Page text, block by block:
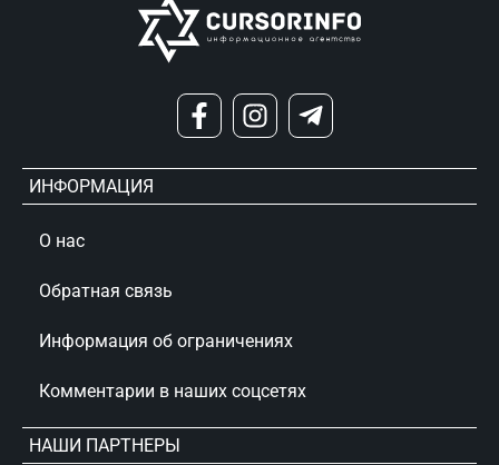
ИНФОРМАЦИЯ
О нас
Обратная связь
Информация об ограничениях
Комментарии в наших соцсетях
НАШИ ПАРТНЕРЫ